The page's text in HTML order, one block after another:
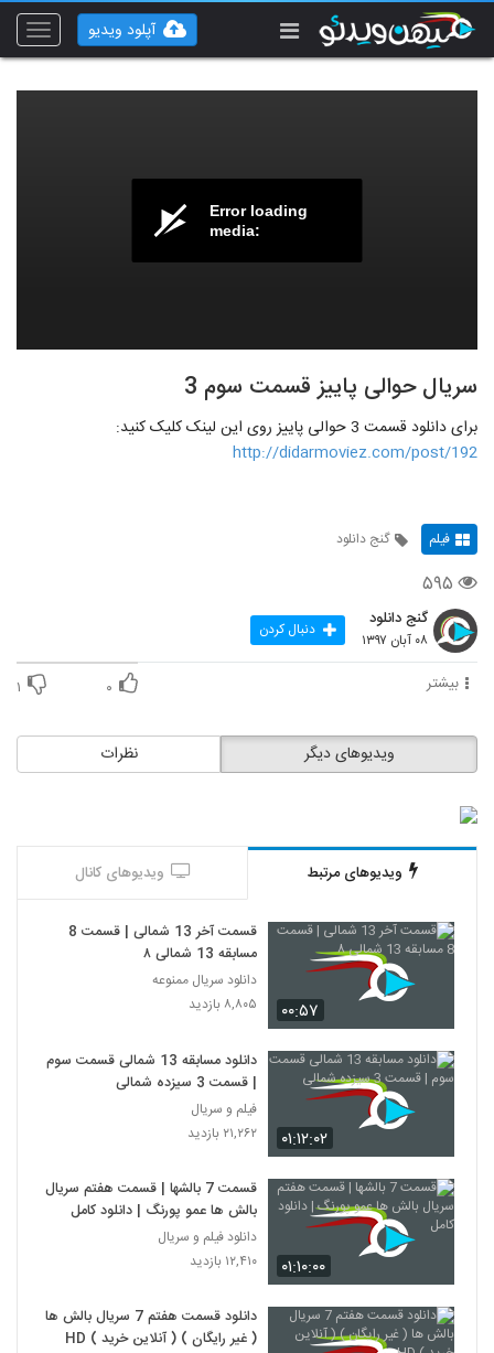
Toggle
آپلود ویدیو
Error loading
media:
سریال حوالی پاییز قسمت سوم 3
برای دانلود قسمت 3 حوالی پاییز روی این لینک کلیک کنید:
http://didarmoviez.com/post/192
فیلم گنج دانلود
۵۹۵
گنج دانلود
۰۸ آبان ۱۳۹۷ دنبال کردن
بیشتر ۰ ۱
نظرات ویدیوهای دیگر
ویدیوهای مرتبط ویدیوهای کانال
۰۰:۵۷
قسمت آخر 13 شمالی | قسمت 8
مسابقه 13 شمالی ۸
دانلود سریال ممنوعه
۸,۸۰۵ بازدید
۰۱:۱۲:۰۲
دانلود مسابقه 13 شمالی قسمت سوم
| قسمت 3 سیزده شمالی
فیلم و سریال
۲۱,۲۶۲ بازدید
۰۱:۱۰:۰۰
قسمت 7 بالشها | قسمت هفتم سریال
بالش ها عمو پورنگ | دانلود کامل
دانلود فیلم و سریال
۱۲,۴۱۰ بازدید
دانلود قسمت هفتم 7 سریال بالش ها
( غیر رایگان ) ( آنلاین خرید ) HD